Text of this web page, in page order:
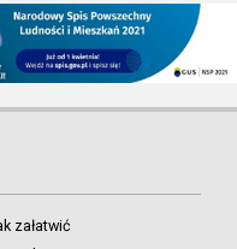
załatwić